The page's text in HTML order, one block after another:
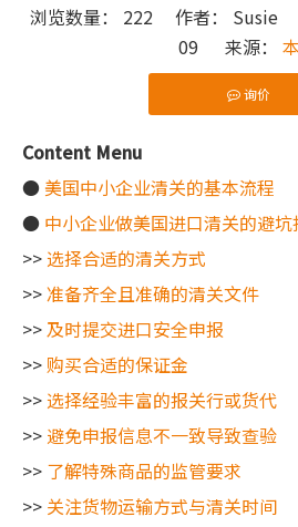
浏览数量： 222 作者： Susie
09 来源：
询价
["wechat"]
Content Menu
● 美国中小企业清关的基本流程
● 中小企业做美国进口清关的避坑
>>选择合适的清关方式
>>准备齐全且准确的清关文件
>>及时提交进口安全申报
>> 购买合适的保证金
>>选择经验丰富的报关行或货代
>> 避免申报信息不一致导致查验
>> 了解特殊商品的监管要求
>> 关注货物运输方式与清关时间